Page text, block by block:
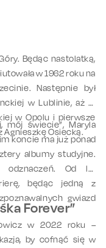
Będąc nastolatką,
w 1962 roku na
Następnie był
w Lublinie, aż w
w Opolu i pierwsze
Agnieszkę Osiecką.
mój świecie”, Maryla
koncie ma już ponad
albumy studyjne.
Od lat
będąc jedną z
gwiazd
Forever”
w 2022 roku –
by cofnąć się w